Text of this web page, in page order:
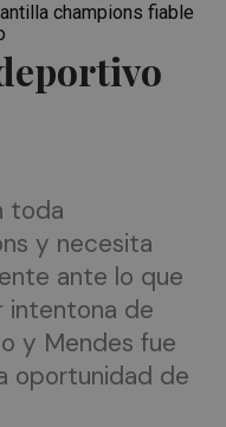
champions fiable
toda
y necesita
ante lo que
intentona de
y Mendes fue
oportunidad de